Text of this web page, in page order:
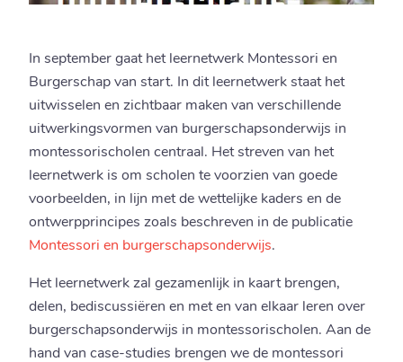
In september gaat het leernetwerk Montessori en
Burgerschap van start. In dit leernetwerk staat het
uitwisselen en zichtbaar maken van verschillende
uitwerkingsvormen van burgerschapsonderwijs in
montessorischolen centraal. Het streven van het
leernetwerk is om scholen te voorzien van goede
voorbeelden, in lijn met de wettelijke kaders en de
ontwerpprincipes zoals beschreven in de publicatie
Montessori en burgerschapsonderwijs.
Het leernetwerk zal gezamenlijk in kaart brengen,
delen, bediscussiëren en met en van elkaar leren over
burgerschapsonderwijs in montessorischolen. Aan de
hand van case-studies brengen we de montessori